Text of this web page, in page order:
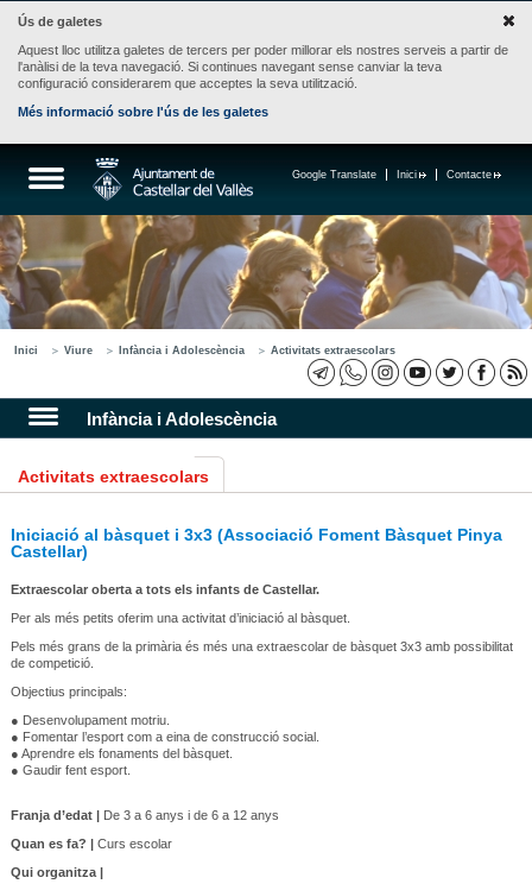
Ús de galetes
Aquest lloc utilitza galetes de tercers per poder millorar els nostres serveis a partir de
l'anàlisi de la teva navegació. Si continues navegant sense canviar la teva
configuració considerarem que acceptes la seva utilització.
Més informació sobre l'ús de les galetes
Contacte
Inici
Google Translate
Inici Viure Infància i Adolescència Activitats extraescolars
Infància i Adolescència
Activitats extraescolars
Iniciació al bàsquet i 3x3 (Associació Foment Bàsquet Pinya
Castellar)
Extraescolar oberta a tots els infants de Castellar.
Per als més petits oferim una activitat d’iniciació al bàsquet.
Pels més grans de la primària és més una extraescolar de bàsquet 3x3 amb possibilitat
de competició.
Objectius principals:
● Desenvolupament motriu.
● Fomentar l’esport com a eina de construcció social.
● Aprendre els fonaments del bàsquet.
● Gaudir fent esport.
Franja d’edat |De 3 a 6 anys i de 6 a 12 anys
Quan es fa? |Curs escolar
Qui organitza |